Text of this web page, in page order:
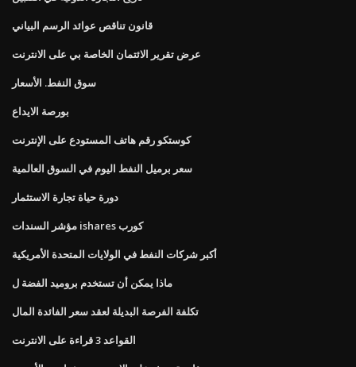
قانون تناقص عوائد الرسم البياني
عرض تقرير الائتمان الخاصة بي على الانترنت
سوق النفط. الأسعار
بورصة الايداع
كوستكو رقم هاتف المستودع على الإنترنت
سعر برميل النفط اليوم في السوق العالمية
دورة حياة تجارة الاستثمار
مؤشر السندات ishares كورب
أكبر شركات النفط في الولايات المتحدة الأمريكية
ماذا يمكن أن تستخدم بروميد الفضة ل
تكلفة الفرصة البديلة لعقد سعر الفائدة المال
القواعد 3 قراءة على الانترنت